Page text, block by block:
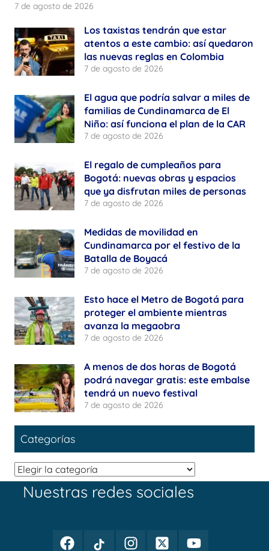
7 de agosto de 2026
Los taxistas tendrán que estar
atentos a este cambio: así quedaron
las nuevas reglas en Colombia
7 de agosto de 2026
El agua que podría salvar a miles de
familias de Cundinamarca de El
Niño: así funciona el plan de la CAR
7 de agosto de 2026
El regalo de cumpleaños para
Bogotá: nuevas obras y espacios
que ya disfrutan miles de personas
7 de agosto de 2026
Medidas de movilidad en
Cundinamarca por el festivo de la
Batalla de Boyacá
7 de agosto de 2026
Esto hace el Metro de Bogotá para
proteger el ambiente mientras
avanza la megaobra
7 de agosto de 2026
A menos de dos horas de Bogotá
podrá navegar gratis: este embalse
tendrá un nuevo festival
7 de agosto de 2026
Categorías
Categorías
Nuestras redes sociales
FacebookTikTok
InstagramTwitterYoutube